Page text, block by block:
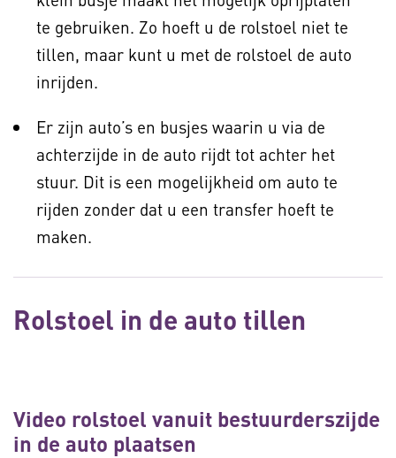
te gebruiken. Zo hoeft u de rolstoel niet te
tillen, maar kunt u met de rolstoel de auto
inrijden.
Er zijn auto’s en busjes waarin u via de
achterzijde in de auto rijdt tot achter het
stuur. Dit is een mogelijkheid om auto te
rijden zonder dat u een transfer hoeft te
maken.
Rolstoel in de auto tillen
Video rolstoel vanuit bestuurderszijde
in de auto plaatsen